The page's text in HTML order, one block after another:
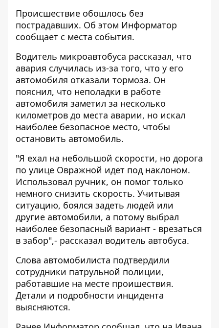
Происшествие обошлось без
пострадавших. Об этом Информатор
сообщает с места события.
Водитель микроавтобуса рассказал, что
авария случилась из-за того, что у его
автомобиля отказали тормоза. Он
пояснил, что неполадки в работе
автомобиля заметил за несколько
километров до места аварии, но искал
наиболее безопасное место, чтобы
остановить автомобиль.
"Я ехал на небольшой скорости, но дорога
по улице Овражной идет под наклоном.
Использовал ручник, он помог только
немного снизить скорость. Учитывая
ситуацию, боялся задеть людей или
другие автомобили, а потому выбрал
наиболее безопасный вариант - врезаться
в забор",- рассказал водитель автобуса.
Слова автомобилиста подтвердили
сотрудники патрульной полиции,
работавшие на месте проишествия.
Детали и подробности инцидента
выясняются.